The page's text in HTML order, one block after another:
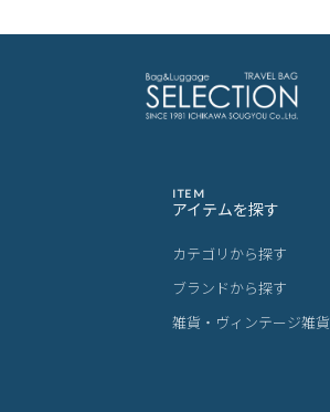
ITEM
アイテムを探す
カテゴリから探す
ブランドから探す
雑貨・ヴィンテージ雑貨